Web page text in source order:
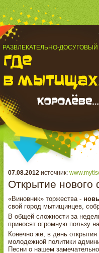
РАЗВЛЕКАТЕЛЬНО-
07.08.2012источник:
Открытие нового
«Виновник» торжества -
свой город мытищинцев,
В общей сложности за
приносят огромную пользу
Конечно же, в день
молодежной политики
Песни о нашем